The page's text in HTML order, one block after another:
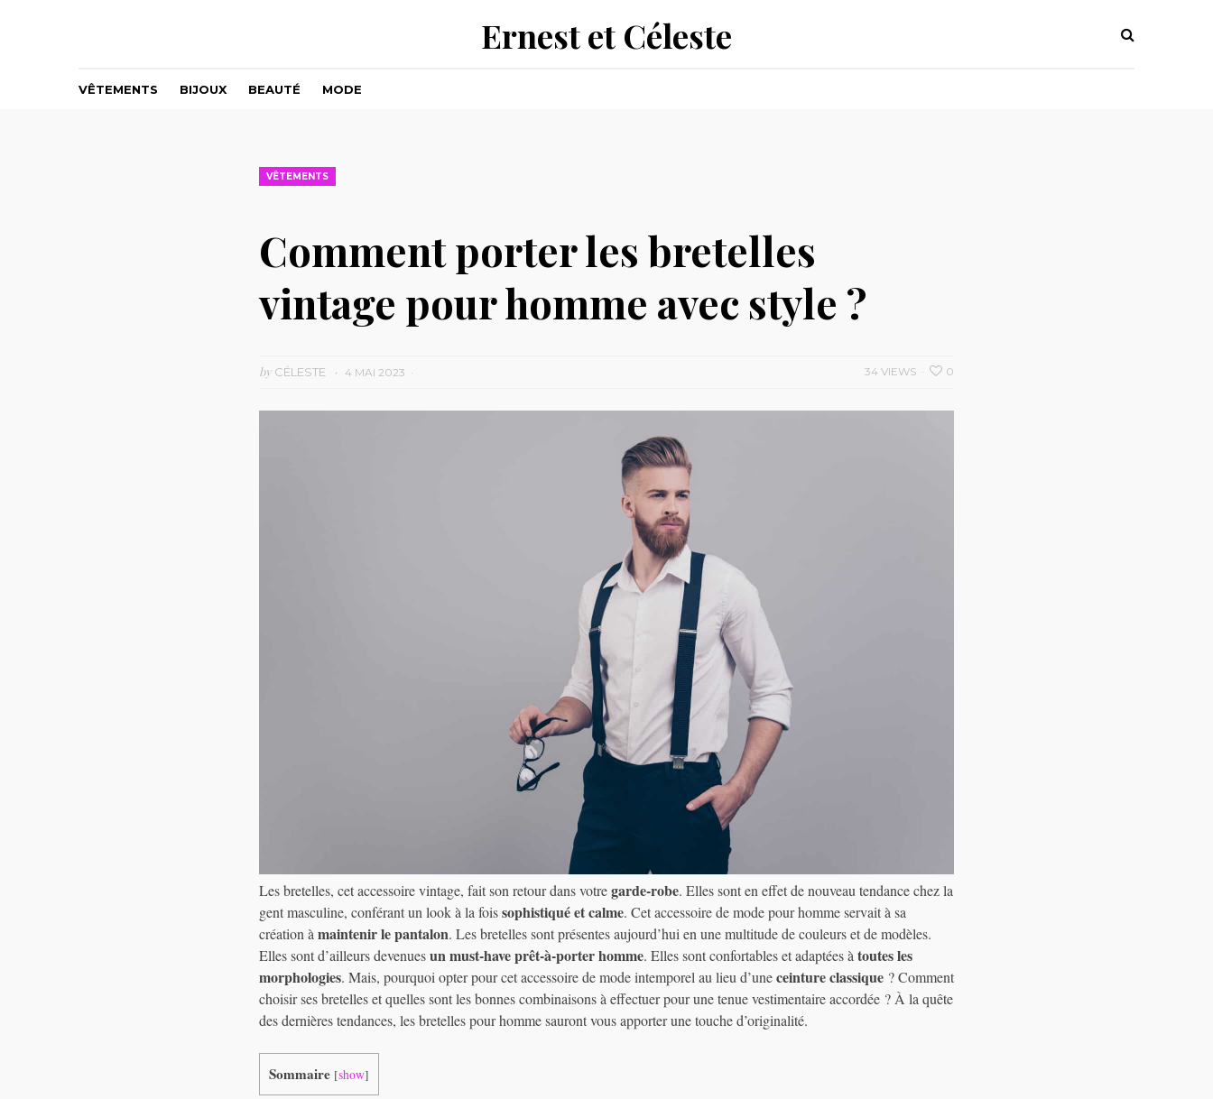
Ernest et Céleste
VÊTEMENTS BIJOUX BEAUTÉ MODE
VÊTEMENTS
Comment porter les bretelles
vintage pour homme avec style ?
byCÉLESTE 4 MAI 2023 0
34 VIEWS
Les bretelles, cet accessoire vintage, fait son retour dans votregarde-robe. Elles sont en effet de nouveau tendance chez la
gent masculine, conférant un look à la foissophistiqué et calme. Cet accessoire de mode pour homme servait à sa
création à maintenir le pantalon. Les bretelles sont présentes aujourd’hui en une multitude de couleurs et de modèles.
Elles sont d’ailleurs devenuesun must-have prêt-à-porter homme. Elles sont confortables et adaptées à toutes les
morphologies. Mais, pourquoi opter pour cet accessoire de mode intemporel au lieu d’uneceinture classique ? Comment
choisir ses bretelles et quelles sont les bonnes combinaisons à effectuer pour une tenue vestimentaire accordée ? À la quête
des dernières tendances, les bretelles pour homme sauront vous apporter une touche d’originalité.
Sommaire [show]